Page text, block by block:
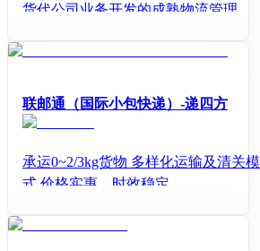
货代公司业务开发的成熟物流管理软
使用。
联邮通（国际小包快递）-递四方
承运0~2/3kg货物 多样化运输及清关模
式 价格实惠、时效稳定